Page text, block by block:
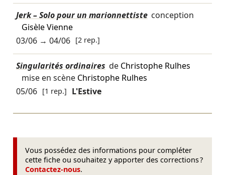
Jerk – Solo pour un marionnettiste conception
Gisèle Vienne
03/06→ 04/06 [2 rep.]
Singularités ordinaires de Christophe Rulhes
mise en scène Christophe Rulhes
05/06 [1 rep.] L'Estive
Vous possédez des informations pour compléter
cette fiche ou souhaitez y apporter des corrections ?
Contactez-nous.